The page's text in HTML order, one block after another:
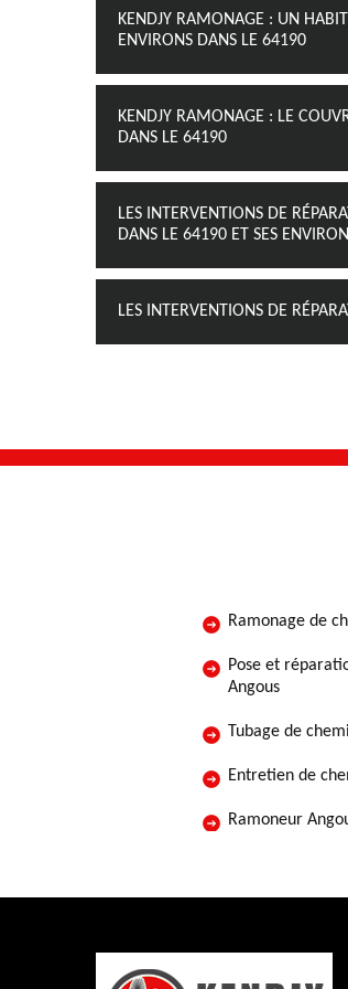
KENDJY RAMONAGE : UN
ENVIRONS DANS LE 64190
KENDJY RAMONAGE : LE
DANS LE 64190
LES INTERVENTIONS DE
DANS LE 64190 ET SES
LES INTERVENTIONS DE
Ramonage de
Pose et
Angous
Tubage de
Entretien de
Ramoneur